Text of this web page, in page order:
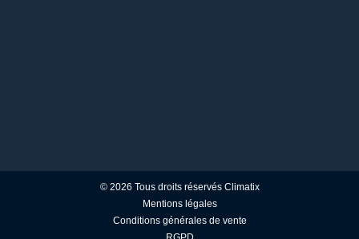
© 2026 Tous droits réservés Climatix
Mentions légales
Conditions générales de vente